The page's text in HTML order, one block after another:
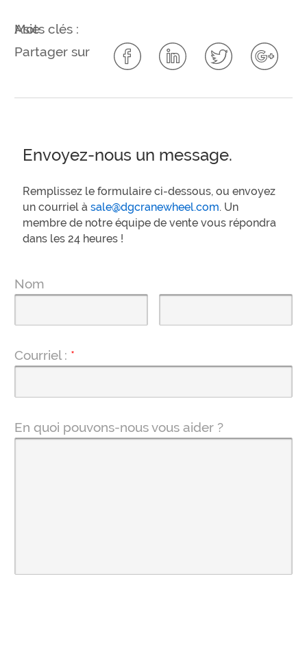
Mots clés :
Asie
Partager sur
Envoyez-nous un message.
Remplissez le formulaire ci-dessous, ou envoyez
un courriel àsale@dgcranewheel.com. Un
membre de notre équipe de vente vous répondra
dans les 24 heures !
Nom
Courriel : *
En quoi pouvons-nous vous aider ?